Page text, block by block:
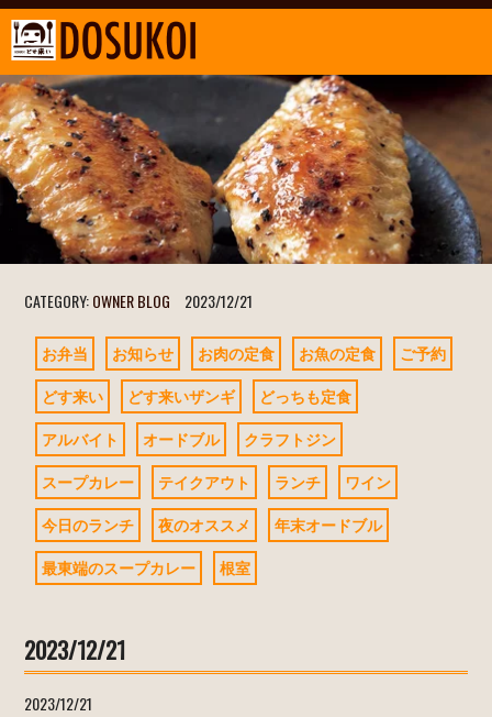
CATEGORY:OWNER BLOG 2023/12/21
お弁当 お知らせ お肉の定食 お魚の定食
ご予約
どす来い
どす来いザンギ
どっちも定食
アルバイト
オードブル
クラフトジン
スープカレー
テイクアウト ランチ
ワイン
今日のランチ
夜のオススメ
年末オードブル
最東端のスープカレー
根室
2023/12/21
2023/12/21